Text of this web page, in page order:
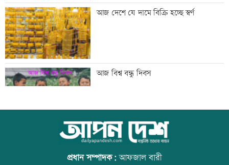
শুক্রবার রাজধানীর যেসব মার্কেট-দর্শনীয় স্থান
বন্ধ
সাতসকালে সড়কে ঝরল ছয় প্রাণ
আজ দেশে স্বর্ণের ভরি কত
আজ দেশে যে দামে বিক্রি হচ্ছে স্বর্ণ
আজ বিশ্ব বন্ধু দিবস
স্কুল ছাত্রীকে দলবদ্ধ ধর্ষণসহ ভিডিও ধারণ
প্রধান সম্পাদক:আফজাল বারী